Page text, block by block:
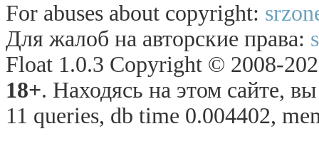
For abuses about copyright:
Для жалоб на авторские права:
Float 1.0.3 Copyright © 2008-
18+. Находясь на этом сайте,
11 queries, db time 0.004402,